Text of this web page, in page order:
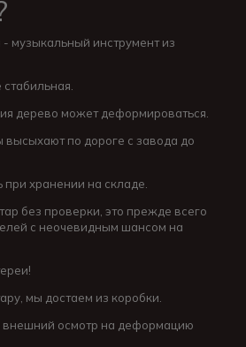
- музыкальный инструмент из
дерево может деформироваться.
высыхают по дороге с завода до
хранении на складе.
без проверки, это прежде всего
с неочевидным шансом на
мы достаем из коробки.
осмотр на деформацию